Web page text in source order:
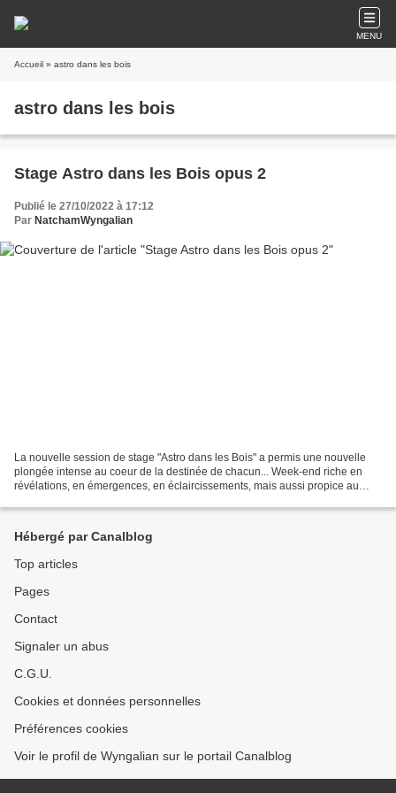
MENU
Accueil » astro dans les bois
astro dans les bois
Stage Astro dans les Bois opus 2
Publié le 27/10/2022 à 17:12
Par NatchamWyngalian
La nouvelle session de stage "Astro dans les Bois" a permis une nouvelle
plongée intense au coeur de la destinée de chacun... Week-end riche en
révélations, en émergences, en éclaircissements, mais aussi propice au
Hébergé par Canalblog
Top articles
Pages
Contact
Signaler un abus
C.G.U.
Cookies et données personnelles
Préférences cookies
Voir le profil de Wyngalian sur le portail Canalblog